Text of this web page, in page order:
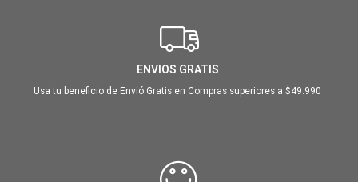
ENVIOS GRATIS
Usa tu beneficio de Envió Gratis en Compras superiores a $49.990